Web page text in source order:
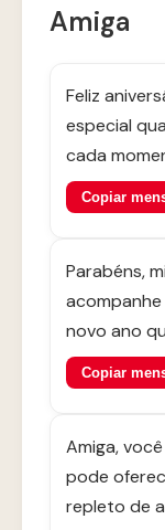
Amiga
Feliz
especial
cada
Copiar
Parabéns,
novo ano
Copiar
Amiga,
pode
repleto de